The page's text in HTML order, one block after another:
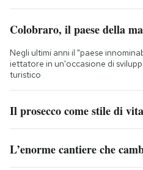
Colobraro, il paese della
Negli ultimi anni il "paese
iettatore in un'occasione di
turistico
Il prosecco come stile di
L’enorme cantiere che